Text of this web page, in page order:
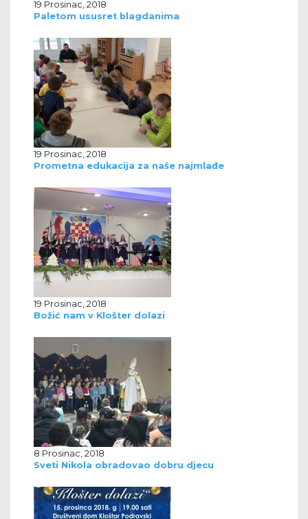
19 Prosinac, 2018
Paletom ususret blagdanima
19 Prosinac, 2018
Prometna edukacija za naše najmlađe
19 Prosinac, 2018
Božić nam v Klošter dolazi
8 Prosinac, 2018
Sveti Nikola obradovao dobru djecu